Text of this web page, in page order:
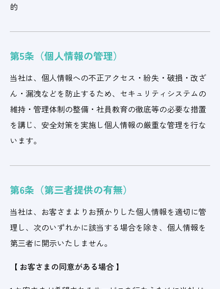
的
第5条（個人情報の管理）
当社は、個人情報への不正アクセス・紛失・破損・改ざ
ん・漏洩などを防止するため、セキュリティシステムの
維持・管理体制の整備・社員教育の徹底等の必要な措置
を講じ、安全対策を実施し個人情報の厳重な管理を行な
います。
第6条（第三者提供の有無）
当社は、お客さまよりお預かりした個人情報を適切に管
理し、次のいずれかに該当する場合を除き、個人情報を
第三者に開示いたしません。
【 お客さまの同意がある場合 】